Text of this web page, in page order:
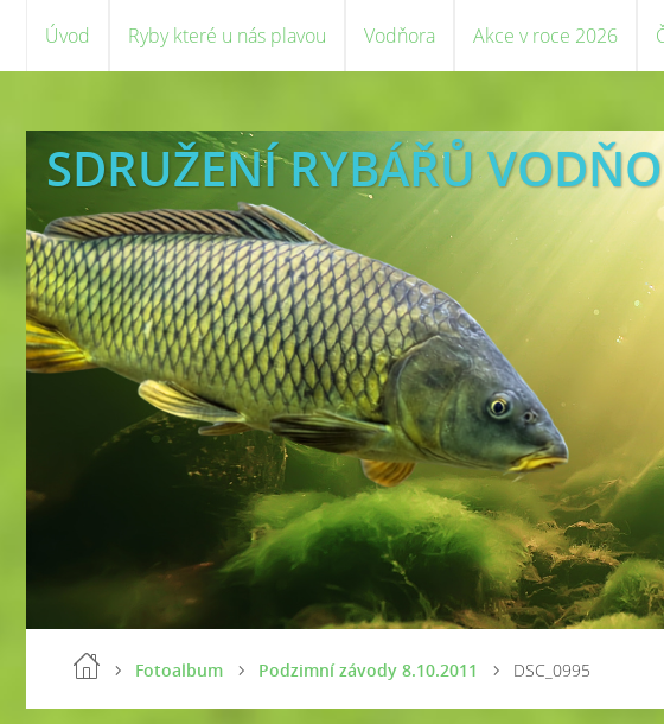
Úvod Ryby které u nás plavou Vodňora Akce v roce 2026
SDRUŽENÍ RYBÁŘŮ
Fotoalbum Podzimní závody 8.10.2011 DSC_0995